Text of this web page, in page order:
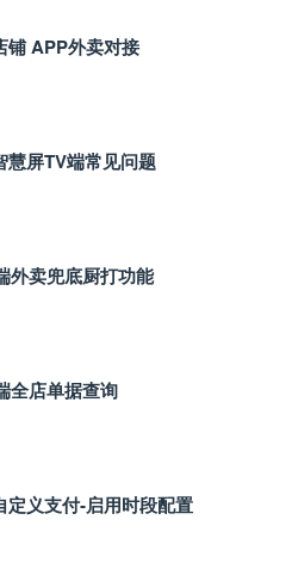
铺 APP外卖对接
慧屏TV端常见问题
外卖兜底厨打功能
全店单据查询
定义支付‑启用时段配置